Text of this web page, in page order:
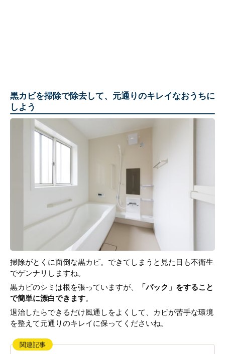
黒カビを掃除で除去して、元通りのキレイなおうちに
しよう
掃除がとくに面倒な黒カビ。できてしまうと見た目も不衛生
でゲンナリしますね。
黒カビのシミは根を張っていますが、
「パック」をすること
で簡単に漂白できます。
退治したらできるだけ風通しをよくして、カビが苦手な環境
を整えて元通りのキレイに保ってくださいね。
関連記事